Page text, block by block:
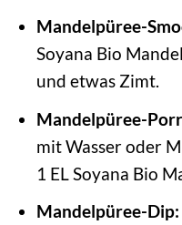
Mandelpüree-
Soyana Bio
und etwas Zimt.
Mandelpüree-
mit Wasser oder
1 EL Soyana Bio
Mandelpüree-Dip: